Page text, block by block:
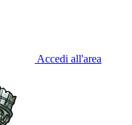
Accedi all'area